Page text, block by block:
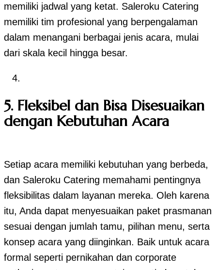
memiliki jadwal yang ketat. Saleroku Catering
memiliki tim profesional yang berpengalaman
dalam menangani berbagai jenis acara, mulai
dari skala kecil hingga besar.
5. Fleksibel dan Bisa Disesuaikan
dengan Kebutuhan Acara
Setiap acara memiliki kebutuhan yang berbeda,
dan Saleroku Catering memahami pentingnya
fleksibilitas dalam layanan mereka. Oleh karena
itu, Anda dapat menyesuaikan paket prasmanan
sesuai dengan jumlah tamu, pilihan menu, serta
konsep acara yang diinginkan. Baik untuk acara
formal seperti pernikahan dan corporate